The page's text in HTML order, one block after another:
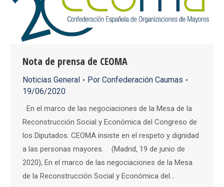
Nota de prensa de CEOMA
Noticias General Por Confederación Caumas
19/06/2020
En el marco de las negociaciones de la Mesa de la
Reconstrucción Social y Económica del Congreso de
los Diputados. CEOMA insiste en el respeto y dignidad
a las personas mayores. (Madrid, 19 de junio de
2020), En el marco de las negociaciones de la Mesa
de la Reconstrucción Social y Económica del…